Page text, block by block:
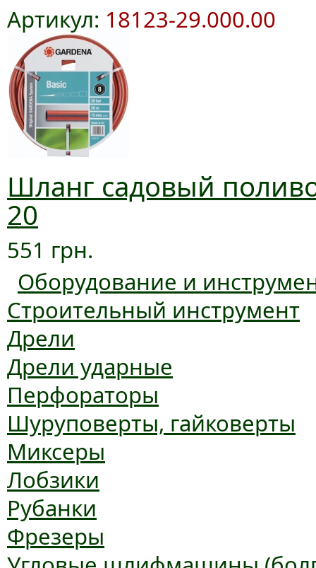
Артикул: 18123-29.000.00
Шланг садовый
20
551 грн.
Оборудование и
Строительный инструмент
Дрели
Дрели ударные
Перфораторы
Шуруповерты, гайковерты
Миксеры
Лобзики
Рубанки
Фрезеры